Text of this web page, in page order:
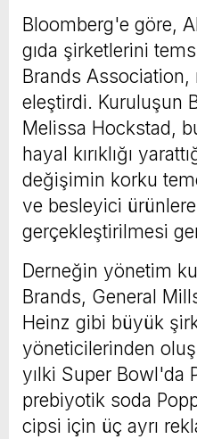
Bloomberg'e göre,
gıda şirketlerini
Brands Association,
eleştirdi. Kuruluşun
Melissa Hockstad,
hayal kırıklığı
değişimin korku
ve besleyici
gerçekleştirilmesi
Derneğin yönetim
Brands, General
Heinz gibi büyük
yöneticilerinden
yılki Super Bowl'da
prebiyotik soda
cipsi için üç ayrı